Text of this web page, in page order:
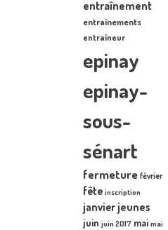
entraînement
entraînements
entraîneur
epinay
epinay-
sous-
sénart
fermeture février
fête inscription
janvier jeunes
juin juin 2017 mai mai